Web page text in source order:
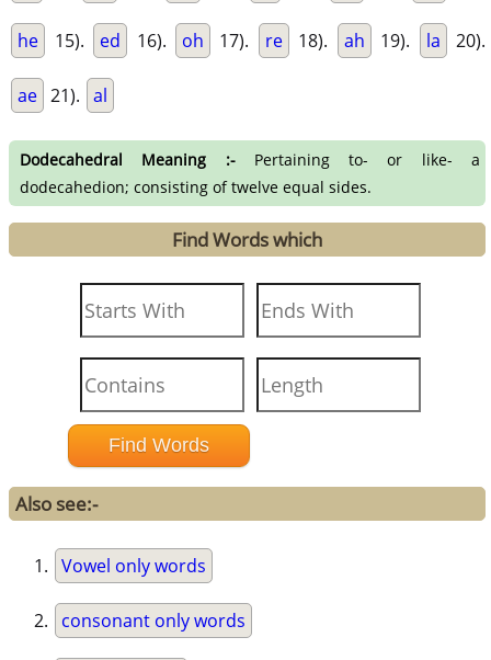
he 15). ed 16). oh 17). re 18). ah 19). la 20).
ae 21). al
Dodecahedral Meaning :-Pertaining to- or like- a
dodecahedion; consisting of twelve equal sides.
Find Words which
Also see:-
Vowel only words
consonant only words